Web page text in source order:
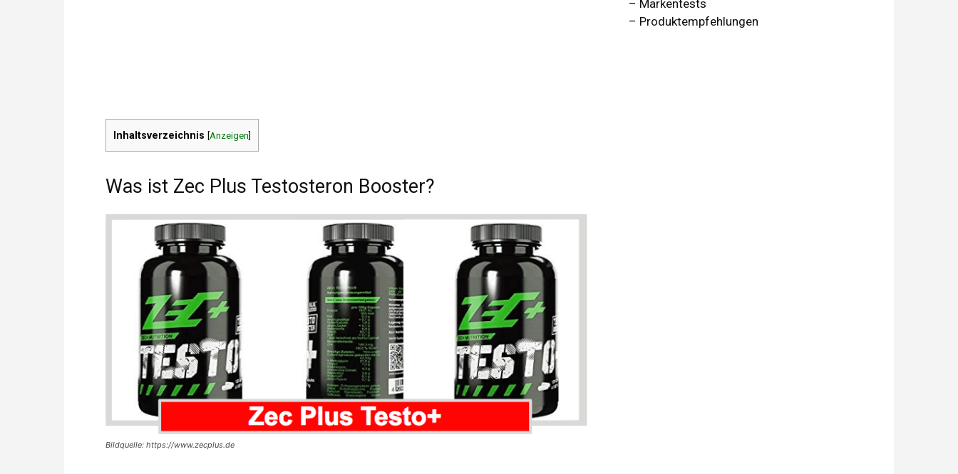
Inhaltsverzeichnis Anzeigen
Was ist Zec Plus Testosteron Booster?
Bildquelle: https://www.zecplus.de
– Markentests
– Produktempfehlungen